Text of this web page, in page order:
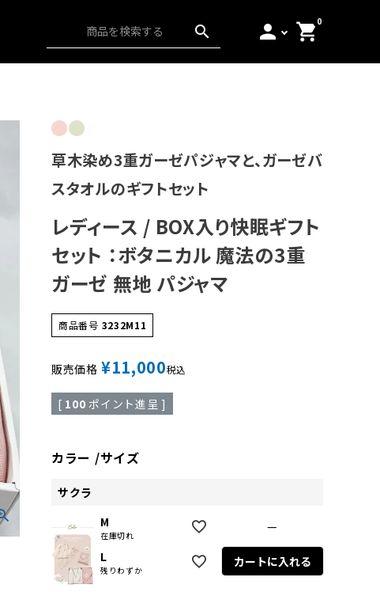
search person 0
shopping_cart
草木染め3重ガーゼパジャマと、ガーゼバ
スタオルのギフトセット
レディース / BOX入り快眠ギフト
セット ：ボタニカル 魔法の3重
ガーゼ 無地 パジャマ
商品番号 3232M11
販売価格 ¥11,000税込
[ 100 ポイント進呈 ]
カラー サイズ
サクラ
M
在庫切れ
—
L
残りわずか
カートに入れる